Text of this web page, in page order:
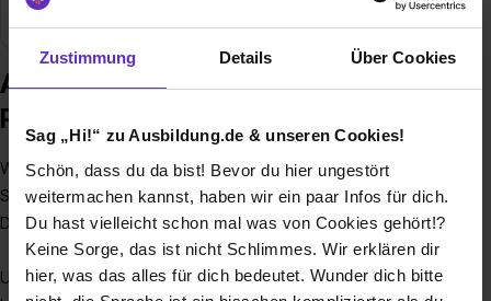
Zustimmung Details Über Cookies
Sag „Hi!“ zu Ausbildung.de & unseren Cookies!
Schön, dass du da bist! Bevor du hier ungestört
weitermachen kannst, haben wir ein paar Infos für dich.
Du hast vielleicht schon mal was von Cookies gehört!?
Keine Sorge, das ist nicht Schlimmes. Wir erklären dir
hier, was das alles für dich bedeutet. Wunder dich bitte
Branche Rechts- / Steuerberatung
Ausbildung bei Luther
Rechtsanwaltsgesellschaft mbH
Wir sind mit 420 hochspezialisierten Rechtsanwälten und
Steuerberatern eine der führenden Wirtschaftskanzleien
Deutschlands.
Unsere zehn nationalen und elf internationalen Standorte